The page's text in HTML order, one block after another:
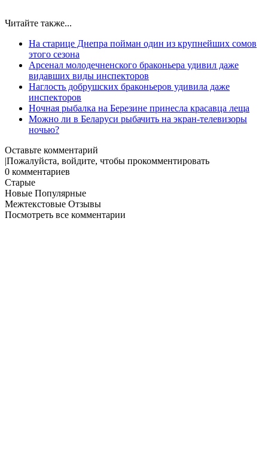
Читайте также...
На старице Днепра пойман один из крупнейших сомов
этого сезона
Арсенал молодечненского браконьера удивил даже
видавших виды инспекторов
Наглость добрушских браконьеров удивила даже
инспекторов
Ночная рыбалка на Березине принесла красавца леща
Можно ли в Беларуси рыбачить на экран-телевизоры
ночью?
Оставьте комментарий
Пожалуйста, войдите, чтобы прокомментировать
0 комментариев
Старые
Новые Популярные
Межтекстовые Отзывы
Посмотреть все комментарии